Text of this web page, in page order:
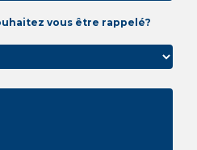
vous être rappelé?